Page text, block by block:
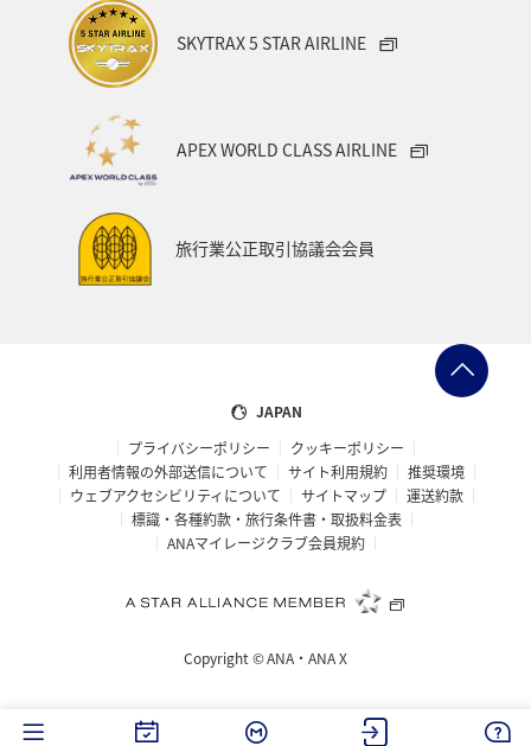
ツアー 東アジア
マイルを貯める
東海地方
オーストラリア
ワイン 山形県
ベトナム
千葉県
台北 飛行機 タイ
熊本県 福井県 栃木県 函館 出張グルメ
年末年始の関西地方の旅行・グルメ マイルを使う
イタリア お祭り・イベント
オセアニア 韓国
SKYTRAX 5 STAR AIRLINE
APEX WORLD CLASS AIRLINE
旅行業公正取引協議会会員
JAPAN
プライバシーポリシー
クッキーポリシー
利用者情報の外部送信について
サイト利用規約
推奨環境
ウェブアクセシビリティについて
サイトマップ
運送約款
標識・各種約款・旅行条件書・取扱料金表
ANAマイレージクラブ会員規約
Copyright ©ANA・ANA X